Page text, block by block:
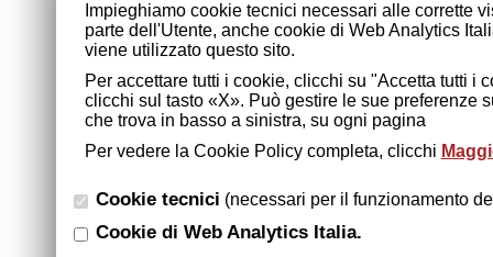
Impieghiamo cookie tecnici necessari alle corrette
parte dell'Utente, anche cookie di Web Analytics
viene utilizzato questo sito.
Per accettare tutti i cookie, clicchi su "Accetta tutti
clicchi sul tasto «X». Può gestire le sue preferenze
che trova in basso a sinistra, su ogni pagina
Per vedere la Cookie Policy completa, clicchi
Cookie tecnici (necessari per il funzionamento
Cookie di Web Analytics Italia.